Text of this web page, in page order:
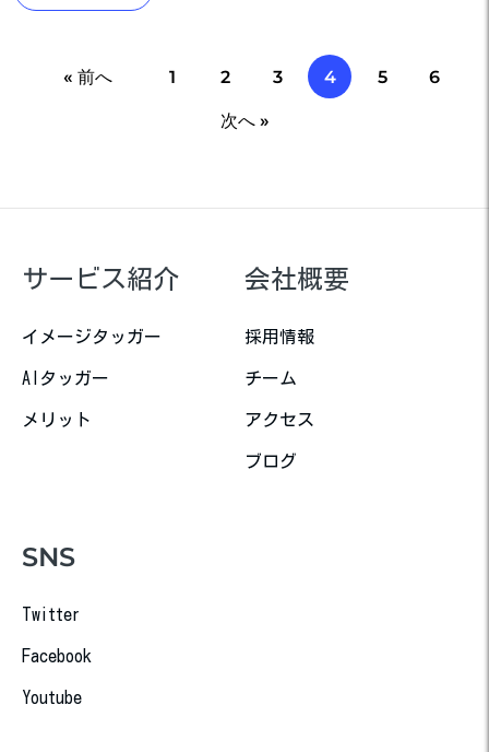
« 前へ 1 2 3 4 5 6
次へ »
サービス紹介
イメージタッガー
AIタッガー
メリット
会社概要
採用情報
チーム
アクセス
ブログ
SNS
Twitter
Facebook
Youtube